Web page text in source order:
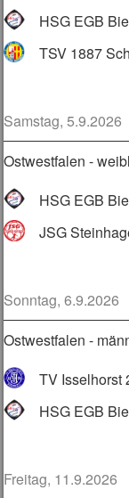
HSG EGB
TSV 1887
Samstag, 5.9.2026
Ostwestfalen -
HSG EGB
JSG
Sonntag, 6.9.2026
Ostwestfalen -
TV Isselhorst
HSG EGB
Freitag, 11.9.2026